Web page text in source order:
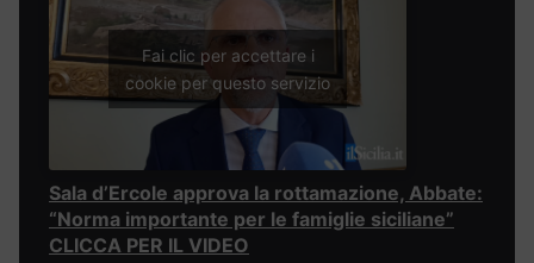
Fai clic per accettare i
cookie per questo servizio
Sala d’Ercole approva la rottamazione, Abbate:
“Norma importante per le famiglie siciliane”
CLICCA PER IL VIDEO